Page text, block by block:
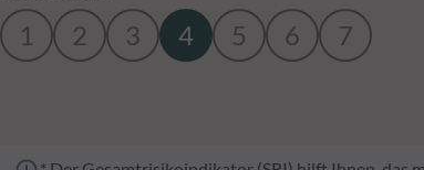
1 2 3 4 5 6 7